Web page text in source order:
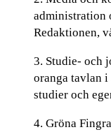
administration
Redaktionen,
3. Studie- och
oranga tavlan
studier och
4. Gröna